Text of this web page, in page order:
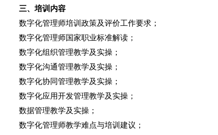
三、培训内容
数字化管理师培训政策及评价工作要求；
数字化管理师国家职业标准解读；
数字化组织管理教学及实操；
数字化沟通管理教学及实操；
数字化协同管理教学及实操；
数字化应用开发管理教学及实操；
数据管理教学及实操；
数字化管理师教学难点与培训建议；